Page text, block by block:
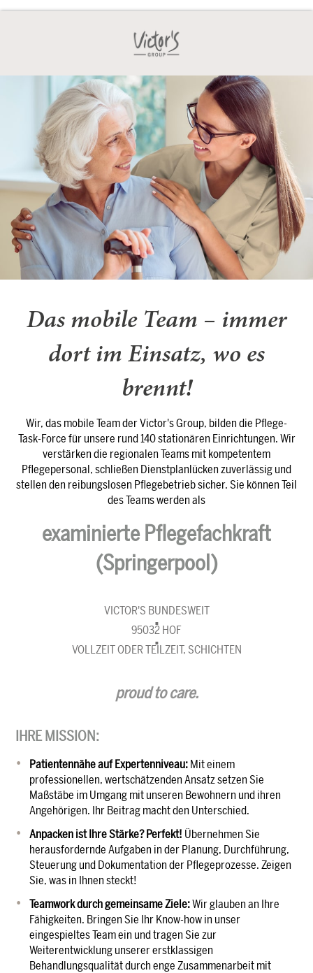
Das mobile Team – immer
dort im Einsatz, wo es
brennt!
Wir, das mobile Team der Victor's Group, bilden die Pflege-
Task-Force für unsere rund 140 stationären Einrichtungen. Wir
verstärken die regionalen Teams mit kompetentem
Pflegepersonal, schließen Dienstplanlücken zuverlässig und
stellen den reibungslosen Pflegebetrieb sicher. Sie können Teil
des Teams werden als
examinierte Pflegefachkraft
(Springerpool)
VICTOR'S BUNDESWEIT
95032 HOF
VOLLZEIT ODER TEILZEIT, SCHICHTEN
proud to care.
IHRE MISSION:
Patientennähe auf Expertenniveau: Mit einem
professionellen, wertschätzenden Ansatz setzen Sie
Maßstäbe im Umgang mit unseren Bewohnern und ihren
Angehörigen. Ihr Beitrag macht den Unterschied.
Anpacken ist Ihre Stärke?Perfekt! Übernehmen Sie
herausfordernde Aufgaben in der Planung, Durchführung,
Steuerung und Dokumentation der Pflegeprozesse. Zeigen
Sie, was in Ihnen steckt!
Teamwork durch gemeinsame Ziele:Wir glauben an Ihre
Fähigkeiten. Bringen Sie Ihr Know-how in unser
eingespieltes Team ein und tragen Sie zur
Weiterentwicklung unserer erstklassigen
Behandlungsqualität durch enge Zusammenarbeit mit